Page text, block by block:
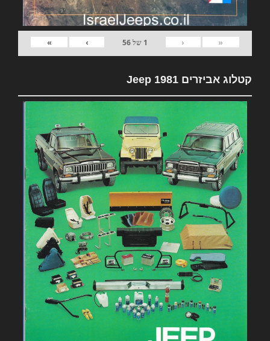
«
‹
1 של56
›
»
קטלוג אביזרים 1981 Jeep